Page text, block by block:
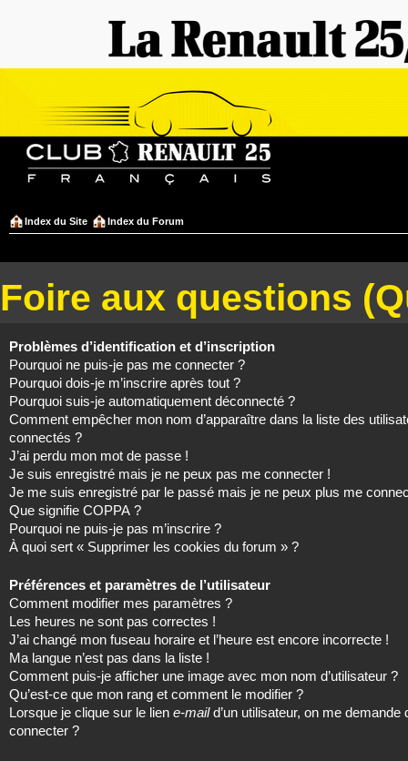
Index du Site Index du Forum
Foire aux questions
Problèmes d’identification et d’inscription
Pourquoi ne puis-je pas me connecter ?
Pourquoi dois-je m’inscrire après tout ?
Pourquoi suis-je automatiquement déconnecté ?
Comment empêcher mon nom d’apparaître dans la liste des
connectés ?
J’ai perdu mon mot de passe !
Je suis enregistré mais je ne peux pas me connecter !
Je me suis enregistré par le passé mais je ne peux plus me
Que signifie COPPA ?
Pourquoi ne puis-je pas m’inscrire ?
À quoi sert « Supprimer les cookies du forum » ?
Préférences et paramètres de l’utilisateur
Comment modifier mes paramètres ?
Les heures ne sont pas correctes !
J’ai changé mon fuseau horaire et l’heure est encore incorrecte !
Ma langue n’est pas dans la liste !
Comment puis-je afficher une image avec mon nom d’utilisateur ?
Qu’est-ce que mon rang et comment le modifier ?
Lorsque je clique sur le lien e-maild’un utilisateur, on me demande
connecter ?